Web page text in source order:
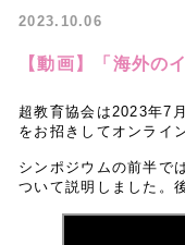
2023.10.06
【動画】「海外の
超教育協会は2023年7
をお招きしてオンライ
シンポジウムの前半で
ついて説明しました。